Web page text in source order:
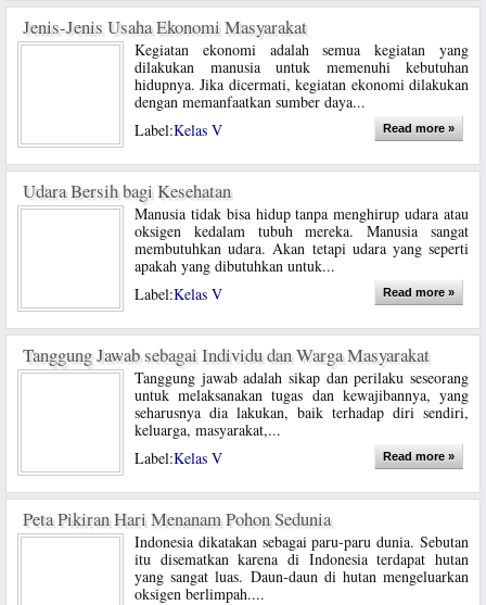
Jenis-Jenis Usaha Ekonomi Masyarakat
Kegiatan ekonomi adalah semua kegiatan yang
dilakukan manusia untuk memenuhi kebutuhan
hidupnya. Jika dicermati, kegiatan ekonomi dilakukan
dengan memanfaatkan sumber daya...
Label:Kelas V Read more »
Udara Bersih bagi Kesehatan
Manusia tidak bisa hidup tanpa menghirup udara atau
oksigen kedalam tubuh mereka. Manusia sangat
membutuhkan udara. Akan tetapi udara yang seperti
apakah yang dibutuhkan untuk...
Label:Kelas V Read more »
Tanggung Jawab sebagai Individu dan Warga Masyarakat
Tanggung jawab adalah sikap dan perilaku seseorang
untuk melaksanakan tugas dan kewajibannya, yang
seharusnya dia lakukan, baik terhadap diri sendiri,
keluarga, masyarakat,...
Label:Kelas V Read more »
Peta Pikiran Hari Menanam Pohon Sedunia
Indonesia dikatakan sebagai paru-paru dunia. Sebutan
itu disematkan karena di Indonesia terdapat hutan
yang sangat luas. Daun-daun di hutan mengeluarkan
oksigen berlimpah....